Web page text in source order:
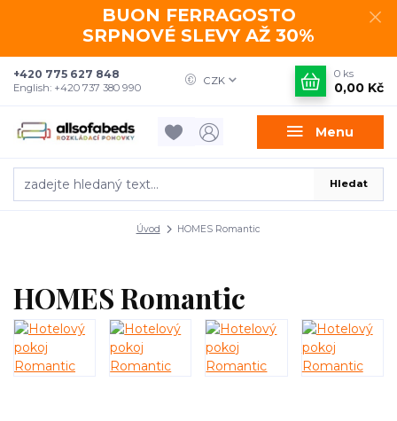
BUON FERRAGOSTO
SRPNOVÉ SLEVY AŽ 30%
Menu
CZK
Hledat
+420 775 627 848
English: +420 737 380 990
0 ks
0,00 Kč
Úvod HOMES Romantic
HOMES Romantic